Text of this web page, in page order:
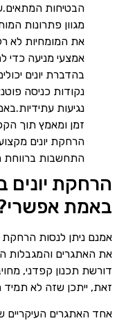
הבטיחות
מגוון פתרונות
את המומחיות לא
אמצעי מניעה כדי
בהדברת יונים
נקודות כניסה
נגיעות
זמן ומאמץ תוך
הרחקת יונים
התחשבות ברווחת
הרחקת
באמת
אמנם ניתן לנסות
את האתגרים והמגבלות
דורשת תכנון קפדני,
זאת, ייתכן שזה לא תמיד
אחד האתגרים